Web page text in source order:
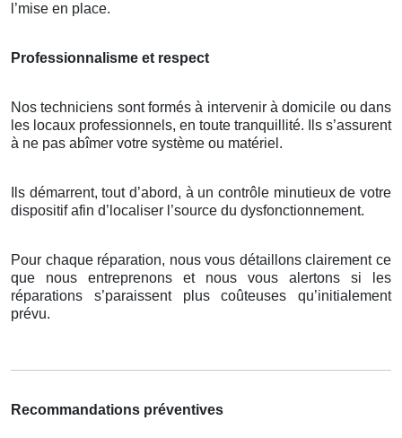
l’mise en place.
Professionnalisme et respect
Nos techniciens sont formés à intervenir à domicile ou dans
les locaux professionnels, en toute tranquillité. Ils s’assurent
à ne pas abîmer votre système ou matériel.
Ils démarrent, tout d’abord, à un contrôle minutieux de votre
dispositif afin d’localiser l’source du dysfonctionnement.
Pour chaque réparation, nous vous détaillons clairement ce
que nous entreprenons et nous vous alertons si les
réparations s’paraissent plus coûteuses qu’initialement
prévu.
Recommandations préventives